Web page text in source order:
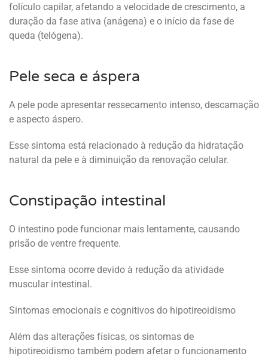
folículo capilar, afetando a velocidade de crescimento, a
duração da fase ativa (anágena) e o início da fase de
queda (telógena).
Pele seca e áspera
A pele pode apresentar ressecamento intenso, descamação
e aspecto áspero.
Esse sintoma está relacionado à redução da hidratação
natural da pele e à diminuição da renovação celular.
Constipação intestinal
O intestino pode funcionar mais lentamente, causando
prisão de ventre frequente.
Esse sintoma ocorre devido à redução da atividade
muscular intestinal.
Sintomas emocionais e cognitivos do hipotireoidismo
Além das alterações físicas, os sintomas de
hipotireoidismo também podem afetar o funcionamento